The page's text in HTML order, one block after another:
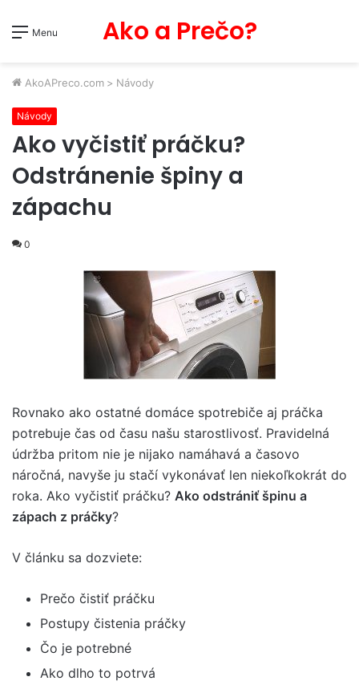
Menu Ako a Prečo?
AkoAPreco.com > Návody
Návody
Ako vyčistiť práčku?
Odstránenie špiny a
zápachu
0
Rovnako ako ostatné domáce spotrebiče aj práčka
potrebuje čas od času našu starostlivosť. Pravidelná
údržba pritom nie je nijako namáhavá a časovo
náročná, navyše ju stačí vykonávať len niekoľkokrát do
roka. Ako vyčistiť práčku? Ako odstrániť špinu a
zápach z práčky?
V článku sa dozviete:
Prečo čistiť práčku
Postupy čistenia práčky
Čo je potrebné
Ako dlho to potrvá